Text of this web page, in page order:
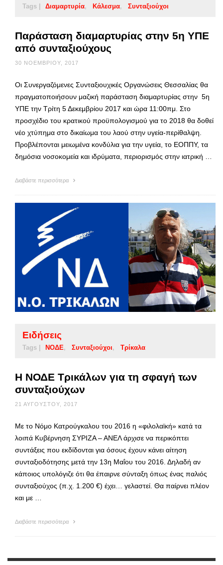
Tags | Διαμαρτυρία Κάλεσμα Συνταξιούχοι
Παράσταση διαμαρτυρίας στην 5η ΥΠΕ
από συνταξιούχους
30 ΝΟΕΜΒΡΊΟΥ, 2017
Οι Συνεργαζόμενες Συνταξιουχικές Οργανώσεις Θεσσαλίας θα
πραγματοποιήσουν μαζική παράσταση διαμαρτυρίας στην 5η
ΥΠΕ την Τρίτη 5 Δεκεμβρίου 2017 και ώρα 11:00πμ. Στο
προσχέδιο του κρατικού προϋπολογισμού για το 2018 θα δοθεί
νέο χτύπημα στο δικαίωμα του λαού στην υγεία-περίθαλψη.
Προβλέπονται μειωμένα κονδύλια για την υγεία, το ΕΟΠΠΥ, τα
δημόσια νοσοκομεία και ιδρύματα, περιορισμός στην ιατρική …
Διαβάστε περισσότερα
Ειδήσεις
Tags | ΝΟΔΕ Συνταξιούχοι Τρίκαλα
Η ΝΟΔΕ Τρικάλων για τη σφαγή των
συνταξιούχων
21 ΑΥΓΟΎΣΤΟΥ, 2017
Με το Νόμο Κατρούγκαλου του 2016 η «φιλολαϊκή» κατά τα
λοιπά Κυβέρνηση ΣΥΡΙΖΑ – ΑΝΕΛ άρχισε να περικόπτει
συντάξεις που εκδίδονται για όσους έχουν κάνει αίτηση
συνταξιοδότησης μετά την 13η Μαΐου του 2016. Δηλαδή αν
κάποιος υπολόγιζε ότι θα έπαιρνε σύνταξη όπως ένας παλιός
συνταξιούχος (π.χ. 1.200 €) έχει… γελαστεί. Θα παίρνει πλέον
και με …
Διαβάστε περισσότερα